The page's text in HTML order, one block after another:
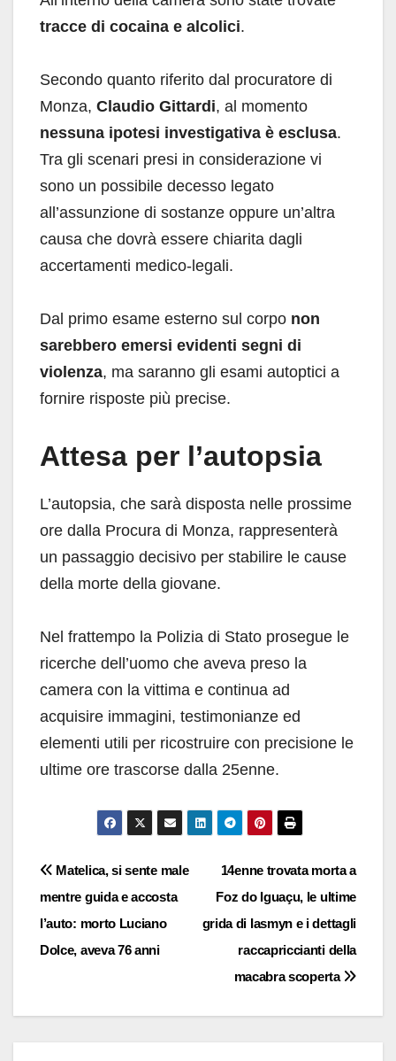
tracce di cocaina e alcolici.
Secondo quanto riferito dal procuratore di
Monza, Claudio Gittardi, al momento
nessuna ipotesi investigativa è esclusa.
Tra gli scenari presi in considerazione vi
sono un possibile decesso legato
all’assunzione di sostanze oppure un’altra
causa che dovrà essere chiarita dagli
accertamenti medico-legali.
Dal primo esame esterno sul corpo non
sarebbero emersi evidenti segni di
violenza, ma saranno gli esami autoptici a
fornire risposte più precise.
Attesa per l’autopsia
L’autopsia, che sarà disposta nelle prossime
ore dalla Procura di Monza, rappresenterà
un passaggio decisivo per stabilire le cause
della morte della giovane.
Nel frattempo la Polizia di Stato prosegue le
ricerche dell’uomo che aveva preso la
camera con la vittima e continua ad
acquisire immagini, testimonianze ed
elementi utili per ricostruire con precisione le
ultime ore trascorse dalla 25enne.
Navigazione
articoli
14enne trovata morta a
Foz do Iguaçu, le ultime
grida di Iasmyn e i dettagli
raccapriccianti della
macabra scoperta
Matelica, si sente male
mentre guida e accosta
l’auto: morto Luciano
Dolce, aveva 76 anni